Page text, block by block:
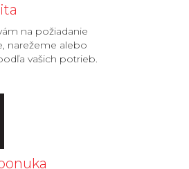
na požiadanie
narežeme alebo
vašich potrieb.